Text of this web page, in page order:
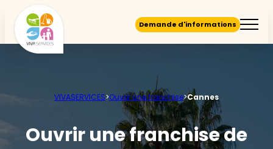
Demande d'informations
VIVASERVICES>Ouvrir une franchise>Cannes
Ouvrir une franchise de